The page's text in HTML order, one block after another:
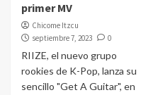
primer MV
Chicome Itzcu
septiembre 7, 2023
0
RIIZE, el nuevo grupo
rookies de K-Pop, lanza su
sencillo "Get A Guitar", en